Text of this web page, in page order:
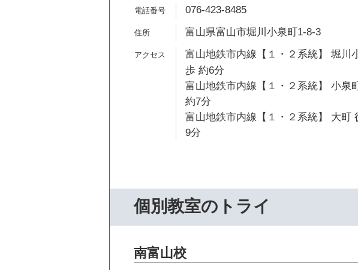
076-423-8485
富山県富山市堀川小泉町1-8-3
富山地鉄市内線【１・２系統】 堀川
歩 約6分
富山地鉄市内線【１・２系統】 小泉
約7分
富山地鉄市内線【１・２系統】 大町
9分
個別教室のトライ
南富山校